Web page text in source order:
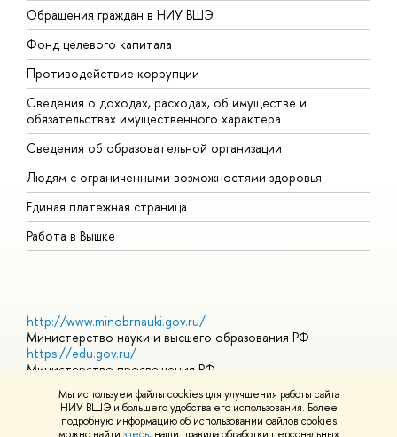
Мы используем файлы cookies для улучшения работы сайта
НИУ ВШЭ и большего удобства его использования. Более
подробную информацию об использовании файлов cookies
Обращения граждан в НИУ ВШЭ
Фонд целевого капитала
Противодействие коррупции
Сведения о доходах, расходах, об имуществе и
обязательствах имущественного характера
Сведения об образовательной организации
Людям с ограниченными возможностями здоровья
Единая платежная страница
Работа в Вышке
http://www.minobrnauki.gov.ru/
Министерство науки и высшего образования РФ
https://edu.gov.ru/
Министерство просвещения РФ
https://elearning.hse.ru/mooc
Массовые открытые онлайн-курсы